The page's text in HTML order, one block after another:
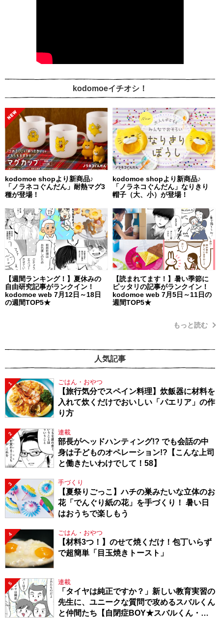
kodomoeイチオシ！
kodomoe shopより新商品♪
「ノラネコぐんだん」耐熱マグ3
種が登場！
kodomoe shopより新商品♪
「ノラネコぐんだん」なりきり
帽子（大、小）が登場！
【週間ランキング！】夏休みの
自由研究記事がランクイン！
kodomoe web 7月12日～18日
の週間TOP5★
【読まれてます！】暑い季節に
ピッタリの記事がランクイン！
kodomoe web 7月5日～11日の
週間TOP5★
もっと読む
人気記事
1 ごはん・おやつ
【旅行気分でスペイン料理】炊飯器に材料を
入れて炊くだけでおいしい「パエリア」の作
り方
2 連載
部長がヘッドハンティング!? でも会話の中
身は子どものオペレーション!?【こんな上司
と働きたいわけでして！58】
3 手づくり
【夏祭りごっこ】ハチの巣みたいな立体のお
花「でんぐり紙の花」を手づくり！ 暑い日
はおうちで楽しもう
4 ごはん・おやつ
【材料3つ！】のせて焼くだけ！包丁いらず
で超簡単「目玉焼きトースト」
5 連載
「タイヤは純正ですか？」新しい教育実習の
先生に、ユニークな質問で攻めるスバルくん
と仲間たち【自閉症BOY★スバルくん・